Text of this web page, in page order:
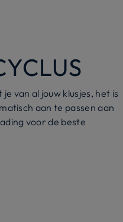
van al jouw klusjes, het is
aan te passen aan
voor de beste